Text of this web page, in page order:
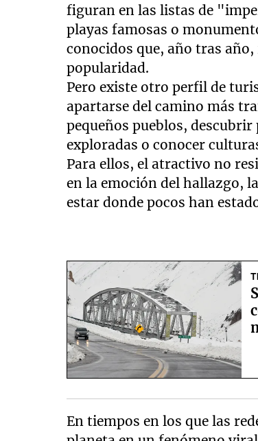
figuran en las listas de
playas famosas o
conocidos que, año tras
popularidad.
Pero existe otro perfil de
apartarse del camino más
pequeños pueblos,
exploradas o conocer
Para ellos, el atractivo no
en la emoción del hallazgo,
estar donde pocos han
En tiempos en los que las